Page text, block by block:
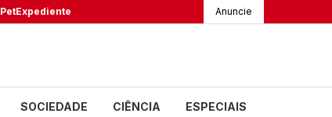
PetExpediente Anuncie
SOCIEDADE CIÊNCIA ESPECIAIS